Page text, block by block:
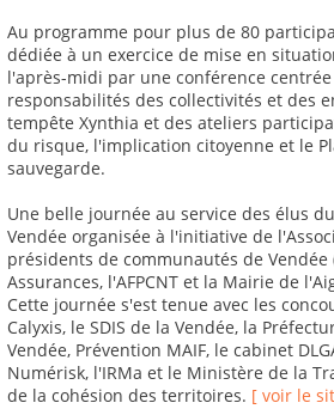
Au programme pour plus de 80
dédiée à un exercice de mise en
l'après-midi par une conférence
responsabilités des collectivités et des
tempête Xynthia et des ateliers
du risque, l'implication citoyenne et le
sauvegarde.
Une belle journée au service des élus
Vendée organisée à l'initiative de
présidents de communautés de Vendée
Assurances, l'AFPCNT et la Mairie de
Cette journée s'est tenue avec les
Calyxis, le SDIS de la Vendée, la
Vendée, Prévention MAIF, le cabinet
Numérisk, l'IRMa et le Ministère de la
de la cohésion des territoires. [ voir le